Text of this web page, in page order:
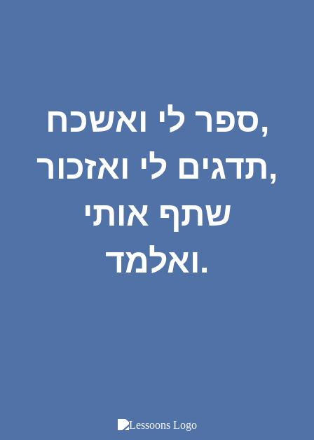
ספר לי ואשכח,
תדגים לי ואזכור,
שתף אותי
ואלמד.